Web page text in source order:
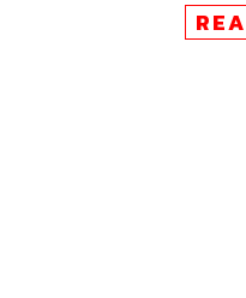
Merck และผู้ร่วมพัฒนาอย่า
ระบุว่า พวกเขากำลังจะยื่